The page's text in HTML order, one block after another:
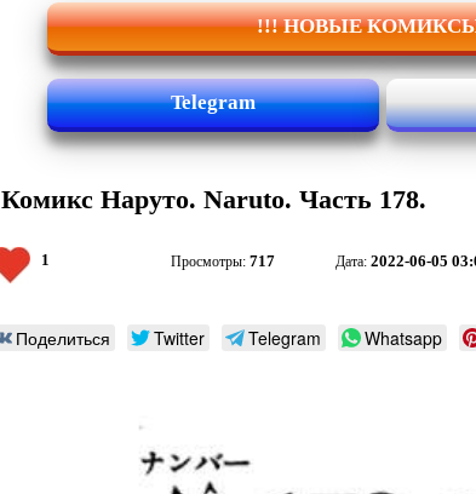
!!! НОВЫЕ
Telegram
Комикс Наруто. Naruto. Часть 178.
1 Просмотры: 717 Дата: 2022-06-05
Поделиться Twitter Telegram Whatsapp